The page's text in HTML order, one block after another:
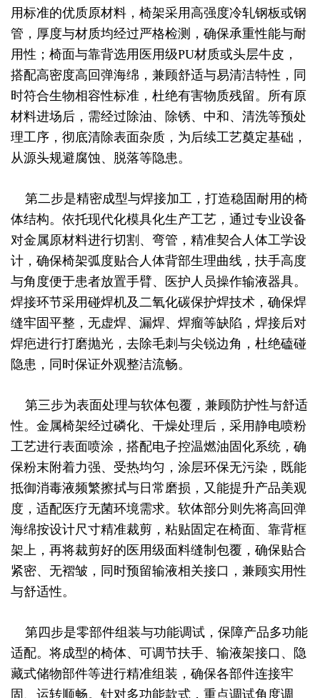
用标准的优质原材料，椅架采用高强度冷轧钢板或钢
管，厚度与材质均经过严格检测，确保承重性能与耐
用性；椅面与靠背选用医用级PU材质或头层牛皮，
搭配高密度高回弹海绵，兼顾舒适与易清洁特性，同
时符合生物相容性标准，杜绝有害物质残留。所有原
材料进场后，需经过除油、除锈、中和、清洗等预处
理工序，彻底清除表面杂质，为后续工艺奠定基础，
从源头规避腐蚀、脱落等隐患。
第二步是精密成型与焊接加工，打造稳固耐用的椅
体结构。依托现代化模具化生产工艺，通过专业设备
对金属原材料进行切割、弯管，精准契合人体工学设
计，确保椅架弧度贴合人体背部生理曲线，扶手高度
与角度便于患者放置手臂、医护人员操作输液器具。
焊接环节采用碰焊机及二氧化碳保护焊技术，确保焊
缝牢固平整，无虚焊、漏焊、焊瘤等缺陷，焊接后对
焊疤进行打磨抛光，去除毛刺与尖锐边角，杜绝磕碰
隐患，同时保证外观整洁流畅。
第三步为表面处理与软体包覆，兼顾防护性与舒适
性。金属椅架经过磷化、干燥处理后，采用静电喷粉
工艺进行表面喷涂，搭配电子控温燃油固化系统，确
保粉末附着力强、受热均匀，涂层环保无污染，既能
抵御消毒液频繁擦拭与日常磨损，又能提升产品美观
度，适配医疗无菌环境需求。软体部分则先将高回弹
海绵按设计尺寸精准裁剪，粘贴固定在椅面、靠背框
架上，再将裁剪好的医用级面料缝制包覆，确保贴合
紧密、无褶皱，同时预留输液相关接口，兼顾实用性
与舒适性。
第四步是零部件组装与功能调试，保障产品多功能
适配。将成型的椅体、可调节扶手、输液架接口、隐
藏式储物部件等进行精准组装，确保各部件连接牢
固、运转顺畅。针对多功能款式，重点调试角度调